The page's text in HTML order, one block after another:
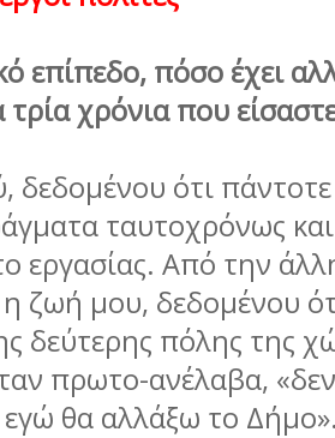
επίπεδο, πόσο έχει
τρία χρόνια που
δεδομένου ότι
ταυτοχρόνως
εργασίας. Από την
η ζωή μου, δεδομένου
δεύτερης πόλης της
πρωτο-ανέλαβα,
θα αλλάξω το